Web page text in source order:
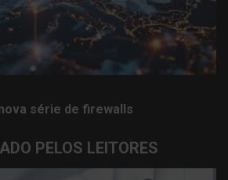
série de firewalls
PELOS LEITORES